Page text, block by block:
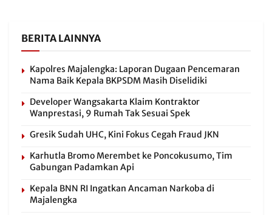
BERITA LAINNYA
Kapolres Majalengka: Laporan Dugaan Pencemaran
Nama Baik Kepala BKPSDM Masih Diselidiki
Developer Wangsakarta Klaim Kontraktor
Wanprestasi, 9 Rumah Tak Sesuai Spek
Gresik Sudah UHC, Kini Fokus Cegah Fraud JKN
Karhutla Bromo Merembet ke Poncokusumo, Tim
Gabungan Padamkan Api
Kepala BNN RI Ingatkan Ancaman Narkoba di
Majalengka